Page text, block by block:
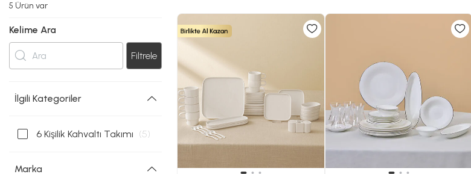
5 Ürün var
Kelime Ara
Filtrele
İlgili Kategoriler
6 Kişilik Kahvaltı Takımı (5)
Marka